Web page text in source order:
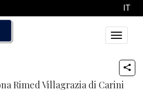
IT
Toggle
Rimed Villagrazia di Carini